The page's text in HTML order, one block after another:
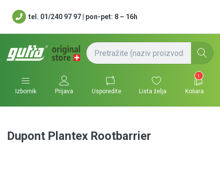
tel. 01/240 97 97 | pon-pet: 8 – 16h
Izbornik Prijava Usporedite Lista želja
1
Košara
Dupont Plantex Rootbarrier